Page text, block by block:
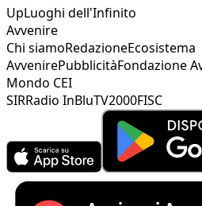
UpLuoghi dell'Infinito
Avvenire
Chi siamoRedazioneEcosistema
AvvenirePubblicitàFondazione
Mondo CEI
SIRRadio InBluTV2000FISC